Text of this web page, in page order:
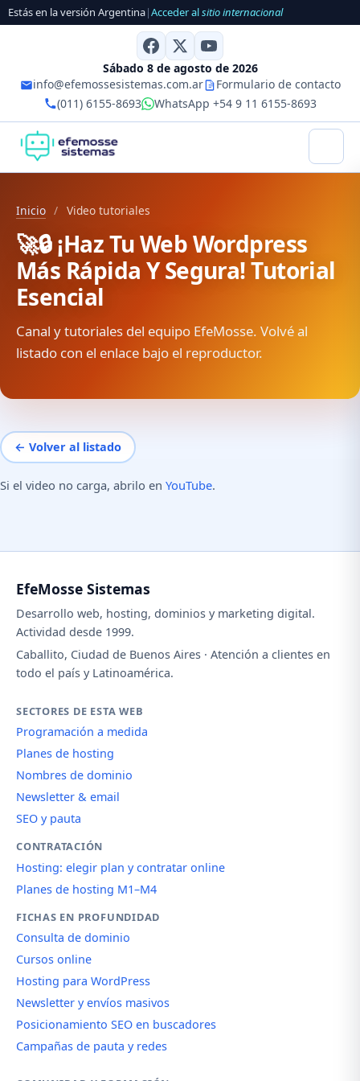
Estás en la versión Argentina|Acceder alsitio internacional
Sábado 8 de agosto de 2026
info@efemossesistemas.com.ar
Formulario de contacto
(011) 6155-8693
WhatsApp +54 9 11 6155-8693
Inicio / Video tutoriales
🚀🔒 ¡Haz Tu Web Wordpress
Más Rápida Y Segura! Tutorial
Esencial
Canal y tutoriales del equipo EfeMosse. Volvé al
listado con el enlace bajo el reproductor.
← Volver al listado
Si el video no carga, abrilo en YouTube.
EfeMosse Sistemas
Desarrollo web, hosting, dominios y marketing digital.
Actividad desde 1999.
Caballito, Ciudad de Buenos Aires · Atención a clientes en
todo el país y Latinoamérica.
SECTORES DE ESTA WEB
Programación a medida
Planes de hosting
Nombres de dominio
Newsletter & email
SEO y pauta
CONTRATACIÓN
Hosting: elegir plan y contratar online
Planes de hosting M1–M4
FICHAS EN PROFUNDIDAD
Consulta de dominio
Cursos online
Hosting para WordPress
Newsletter y envíos masivos
Posicionamiento SEO en buscadores
Campañas de pauta y redes